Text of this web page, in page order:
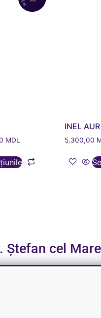
MDL
INEL
5.300,00
Ștefan cel